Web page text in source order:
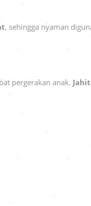
, sehingga nyaman
pergerakan anak.